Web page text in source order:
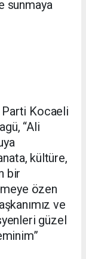
sunmaya
Kocaeli
“Ali
kültüre,
bir
özen
ve
güzel